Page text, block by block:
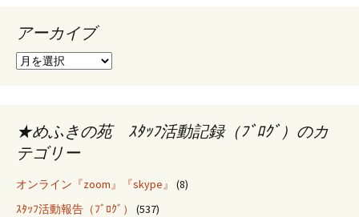
アーカイブ
ア
ブ
★めふきの苑 ｽﾀｯﾌ活動記録（ﾌﾞﾛｸﾞ）のカ
テゴリー
オンライン『zoom』『skype』
(8)
ｽﾀｯﾌ活動報告（ﾌﾞﾛｸﾞ）
(537)